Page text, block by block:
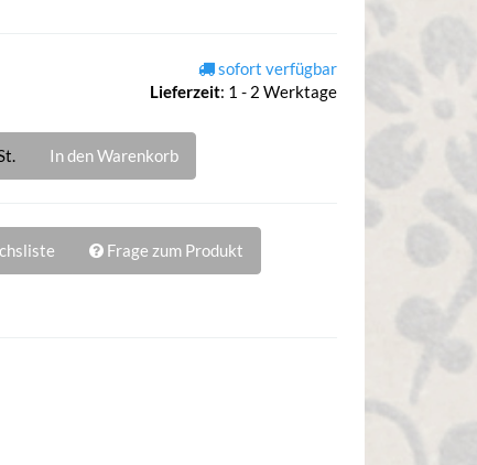
sofort verfügbar
Lieferzeit: 1 - 2 Werktage
In den Warenkorb
Frage zum Produkt